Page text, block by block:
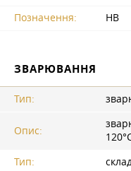
Позначення:
HB
ЗВАРЮВАННЯ
Тип:
Опис:
Тип: